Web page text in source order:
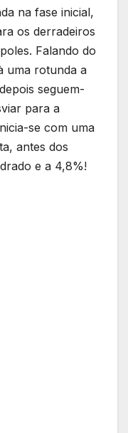
na fase inicial,
os derradeiros
Falando do
uma rotunda a
seguem-
para a
se com uma
antes dos
e a 4,8%!